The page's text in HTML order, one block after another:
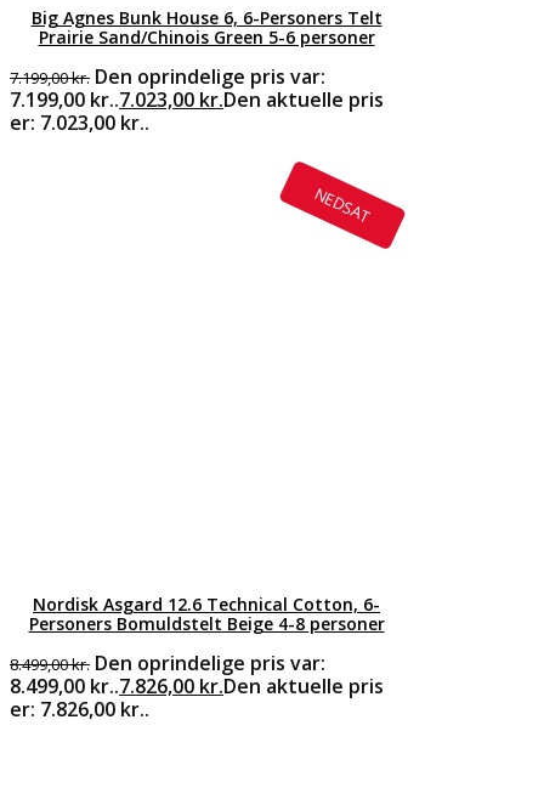
Big Agnes Bunk House 6, 6-Personers Telt
Prairie Sand/Chinois Green 5-6 personer
7.199,00kr. Den oprindelige pris var:
7.199,00 kr..7.023,00 kr.Den aktuelle pris
er: 7.023,00 kr..
NEDSAT
Nordisk Asgard 12.6 Technical Cotton, 6-
Personers Bomuldstelt Beige 4-8 personer
8.499,00kr. Den oprindelige pris var:
8.499,00 kr..7.826,00 kr.Den aktuelle pris
er: 7.826,00 kr..